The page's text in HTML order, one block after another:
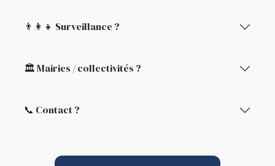
👨‍👩‍👧 Surveillance ?
🏛️ Mairies / collectivités ?
📞 Contact ?